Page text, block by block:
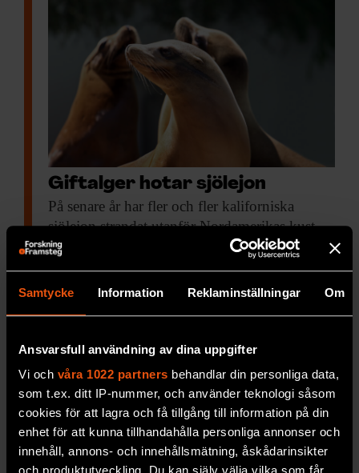
Samtycke Information Reklaminställningar Om
Ansvarsfull användning av dina uppgifter
Vi och våra 1022 partners behandlar din personliga data,
som t.ex. ditt IP-nummer, och använder teknologi såsom
cookies för att lagra och få tillgång till information på din
enhet för att kunna tillhandahålla personliga annonser och
innehåll, annons- och innehållsmätning, åskådarinsikter
Giftalger hotar sjölejon
På senare år har fler och fler kaliforniska
sjölejon strandat utanför Nordamerikas kust
med kramper och symtom på undernäring. Nu
MILJÖ & KLIMAT
drivmedel?
**Fråga:** I F&F7/10 fanns en artikel om
hur forskare använder alger för att tillverka
biobränsle. Lipider från algerna omvandlas till
ett fungerande drivmedel.
MILJÖ & KLIMAT